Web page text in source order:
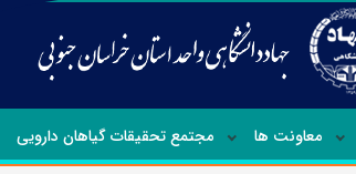
معاونت ها مجتمع تحقیقات گیاهان دارویی